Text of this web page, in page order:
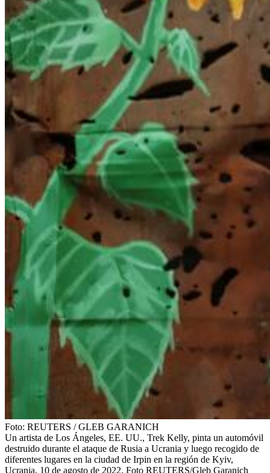
Foto: REUTERS /GLEB GARANICH
Un artista de Los Ángeles, EE. UU., Trek Kelly, pinta un automóvil
destruido durante el ataque de Rusia a Ucrania y luego recogido de
diferentes lugares en la ciudad de Irpin en la región de Kyiv,
Ucrania, 10 de agosto de 2022. Foto REUTERS/Gleb Garanich